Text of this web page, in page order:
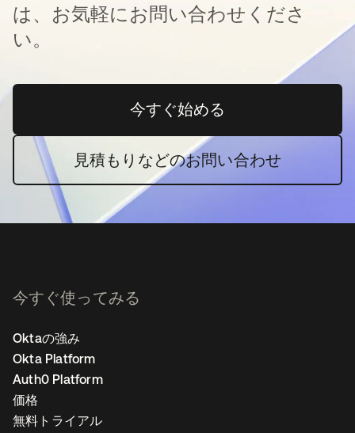
は、お気軽にお問い合わせくださ
い。
今すぐ始める新しいタブで開く
見積もりなどのお問い合わせ
今すぐ使ってみる
Oktaの強み
Okta Platform
Auth0 Platform
価格
無料トライアル